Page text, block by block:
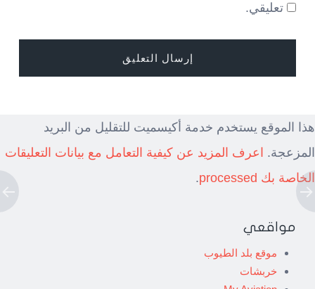
تعليقي.
هذا الموقع يستخدم خدمة أكيسميت للتقليل من البريد
المزعجة.
اعرف المزيد عن كيفية التعامل مع بيانات التعليقات
الخاصة بك processed
.
مواقعي
موقع بلد الطيوب
خربشات